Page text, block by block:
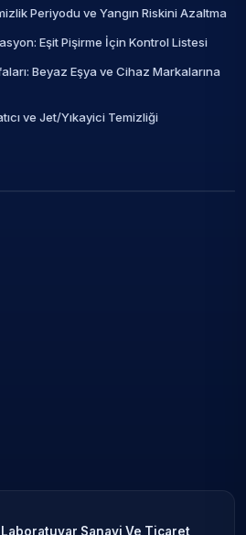
Periyodu ve Yangın Riskini Azaltma
Eşit Pişirme İçin Kontrol Listesi
Beyaz Eşya ve Cihaz Markalarına
ve Jet/Yıkayici Temizliği
Sanayi Ve Ticaret